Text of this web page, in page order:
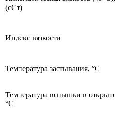
(сСт)
Индекс вязкости
Температура застывания, °С
Температура вспышки в
°С